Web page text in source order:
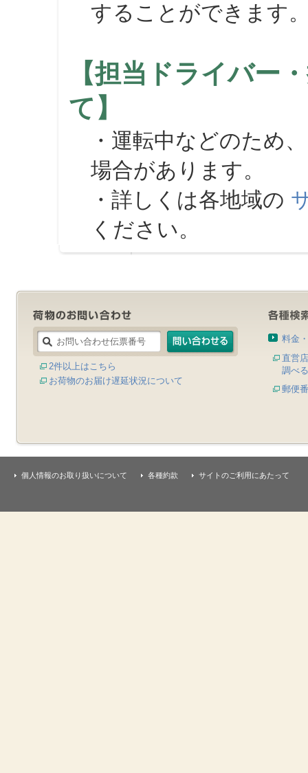
することができます
【担当ドライバー
て】
・運転中などのため
場合があります。
・詳しくは各地域の
ください。
2件以上はこちら
お荷物のお届け遅延状況について
料金
直営
調べる
郵便
個人情報のお取り扱いについて 各種約款 サイトのご利用にあたって